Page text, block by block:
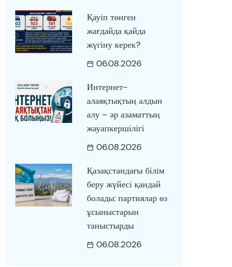
Қауіп төнген
жағдайда қайда
жүгіну керек?
06.08.2026
Интернет-
алаяқтықтың алдын
алу – әр азаматтың
жауапкершілігі
06.08.2026
Қазақстандағы білім
беру жүйесі қандай
болады: партиялар өз
ұсыныстарын
таныстырды
06.08.2026